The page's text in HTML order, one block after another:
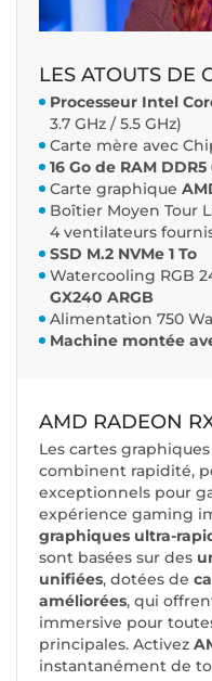
LES ATOUTS DE
Processeur Intel
3.7 GHz / 5.5 GHz)
Carte mère avec
16 Go de RAM
Carte graphique
Boîtier Moyen Tour
4 ventilateurs
SSD M.2 NVMe 1 To
Watercooling RGB
GX240 ARGB
Alimentation 750
Machine montée
AMD RADEON
Les cartes graphiques
combinent rapidité,
exceptionnels pour
expérience gaming
graphiques ultra-
sont basées sur des
unifiées, dotées de
améliorées, qui
immersive pour
principales. Activez
instantanément de